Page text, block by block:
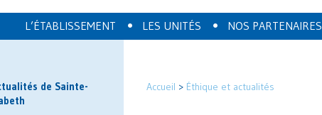
L’ÉTABLISSEMENT • LES UNITÉS • NOS PARTENAIRES
de Sainte-
Accueil > Éthique et actualités